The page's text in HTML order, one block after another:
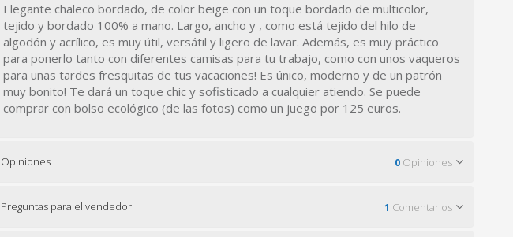
Elegante chaleco bordado, de color beige con un toque bordado de multicolor,
tejido y bordado 100% a mano. Largo, ancho y , como está tejido del hilo de
algodón y acrílico, es muy útil, versátil y ligero de lavar. Además, es muy práctico
para ponerlo tanto con diferentes camisas para tu trabajo, como con unos vaqueros
para unas tardes fresquitas de tus vacaciones! Es único, moderno y de un patrón
muy bonito! Te dará un toque chic y sofisticado a cualquier atiendo. Se puede
comprar con bolso ecológico (de las fotos) como un juego por 125 euros.
Opiniones 0 Opiniones
Preguntas para el vendedor 1 Comentarios